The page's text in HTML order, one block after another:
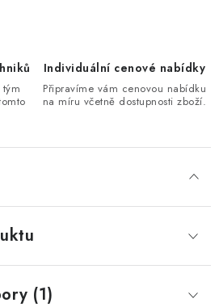
Individuální cenové nabídky
Připravíme vám cenovou nabídku
na míru včetně dostupnosti zboží.
(1)